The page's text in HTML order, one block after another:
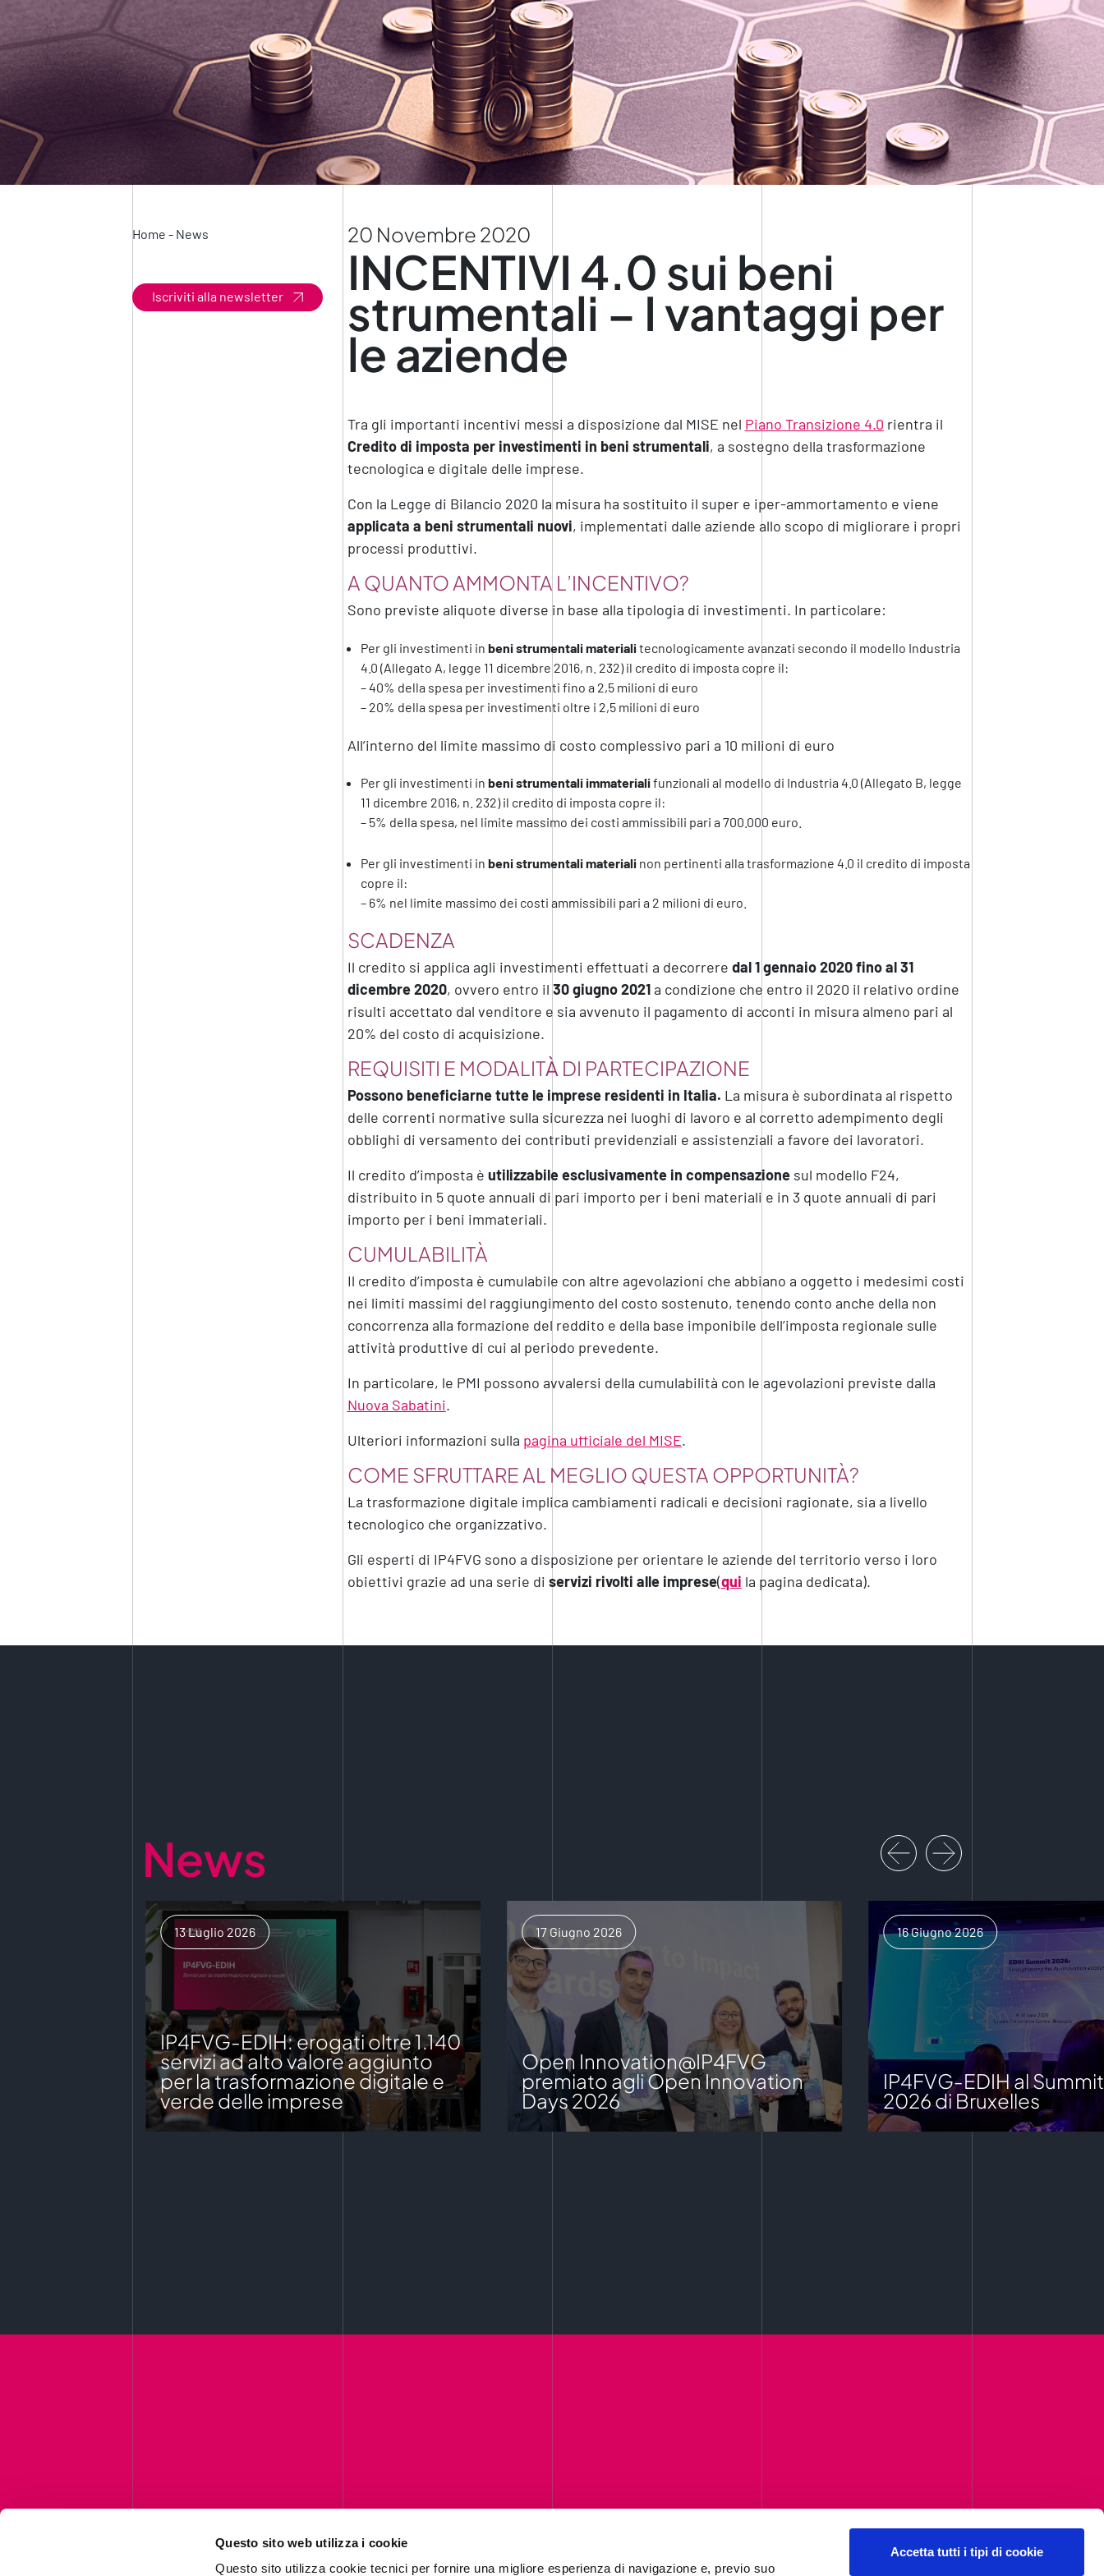
Questo sito web utilizza i cookie
Questo sito utilizza cookie tecnici per fornire una migliore esperienza di navigazione e, previo suo
Accetta tutti i tipi di cookie
Home - News
Iscriviti alla newsletter
20 Novembre 2020
INCENTIVI 4.0 sui beni
strumentali – I vantaggi per
le aziende
Tra gli importanti incentivi messi a disposizione dal MISE nel Piano Transizione 4.0 rientra il
Credito di imposta per investimenti in beni strumentali, a sostegno della trasformazione
tecnologica e digitale delle imprese.
Con la Legge di Bilancio 2020 la misura ha sostituito il super e iper-ammortamento e viene
applicata a beni strumentali nuovi, implementati dalle aziende allo scopo di migliorare i propri
processi produttivi.
A QUANTO AMMONTA L’INCENTIVO?
Sono previste aliquote diverse in base alla tipologia di investimenti. In particolare:
Per gli investimenti in beni strumentali materialitecnologicamente avanzati secondo il modello Industria
4.0 (Allegato A, legge 11 dicembre 2016, n. 232) il credito di imposta copre il:
– 40% della spesa per investimenti fino a 2,5 milioni di euro
– 20% della spesa per investimenti oltre i 2,5 milioni di euro
All’interno del limite massimo di costo complessivo pari a 10 milioni di euro
Per gli investimenti in beni strumentali immaterialifunzionali al modello di Industria 4.0 (Allegato B, legge
11 dicembre 2016, n. 232) il credito di imposta copre il:
– 5% della spesa, nel limite massimo dei costi ammissibili pari a 700.000 euro.
Per gli investimenti in beni strumentali materialinon pertinenti alla trasformazione 4.0 il credito di imposta
copre il:
– 6% nel limite massimo dei costi ammissibili pari a 2 milioni di euro.
SCADENZA
Il credito si applica agli investimenti effettuati a decorrere dal 1 gennaio 2020 fino al 31
dicembre 2020, ovvero entro il 30 giugno 2021a condizione che entro il 2020 il relativo ordine
risulti accettato dal venditore e sia avvenuto il pagamento di acconti in misura almeno pari al
20% del costo di acquisizione.
REQUISITI E MODALITÀ DI PARTECIPAZIONE
Possono beneficiarne tutte le imprese residenti in Italia. La misura è subordinata al rispetto
delle correnti normative sulla sicurezza nei luoghi di lavoro e al corretto adempimento degli
obblighi di versamento dei contributi previdenziali e assistenziali a favore dei lavoratori.
Il credito d’imposta è utilizzabile esclusivamente in compensazionesul modello F24,
distribuito in 5 quote annuali di pari importo per i beni materiali e in 3 quote annuali di pari
importo per i beni immateriali.
CUMULABILITÀ
Il credito d’imposta è cumulabile con altre agevolazioni che abbiano a oggetto i medesimi costi
nei limiti massimi del raggiungimento del costo sostenuto, tenendo conto anche della non
concorrenza alla formazione del reddito e della base imponibile dell’imposta regionale sulle
attività produttive di cui al periodo prevedente.
In particolare, le PMI possono avvalersi della cumulabilità con le agevolazioni previste dalla
Nuova Sabatini.
Ulteriori informazioni sulla pagina ufficiale del MISE.
COME SFRUTTARE AL MEGLIO QUESTA OPPORTUNITÀ?
La trasformazione digitale implica cambiamenti radicali e decisioni ragionate, sia a livello
tecnologico che organizzativo.
Gli esperti di IP4FVG sono a disposizione per orientare le aziende del territorio verso i loro
obiettivi grazie ad una serie di servizi rivolti alle imprese(qui la pagina dedicata).
News
13 Luglio 2026
IP4FVG-EDIH: erogati oltre 1.140
servizi ad alto valore aggiunto
per la trasformazione digitale e
verde delle imprese
17 Giugno 2026
Open Innovation@IP4FVG
premiato agli Open Innovation
Days 2026
16 Giugno 2026
IP4FVG-EDIH al
2026 di Bruxelles